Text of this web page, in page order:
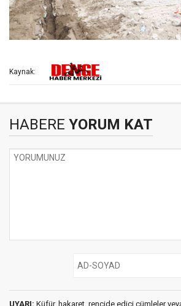
Kaynak:
HABERE YORUM KAT
UYARI: Küfür, hakaret, rencide edici cümleler